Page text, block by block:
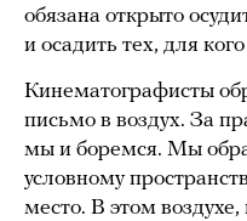
обязана открыто
и осадить тех, для
Кинематографисты
письмо в воздух. За
мы и боремся. Мы
условному
место. В этом